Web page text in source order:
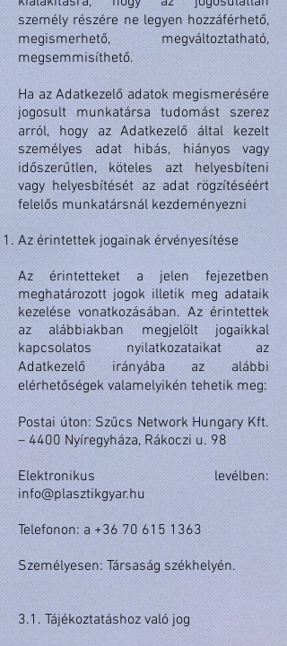
személy részére ne legyen hozzáférhető,
megismerhető, megváltoztatható,
megsemmisíthető.
Ha az Adatkezelő adatok megismerésére
jogosult munkatársa tudomást szerez
arról, hogy az Adatkezelő által kezelt
személyes adat hibás, hiányos vagy
időszerűtlen, köteles azt helyesbíteni
vagy helyesbítését az adat rögzítéséért
felelős munkatársnál kezdeményezni
Az érintettek jogainak érvényesítése
Az érintetteket a jelen fejezetben
meghatározott jogok illetik meg adataik
kezelése vonatkozásában. Az érintettek
az alábbiakban megjelölt jogaikkal
kapcsolatos nyilatkozataikat az
Adatkezelő irányába az alábbi
elérhetőségek valamelyikén tehetik meg:
Postai úton: Szűcs Network Hungary Kft.
– 4400 Nyíregyháza, Rákoczi u. 98
Elektronikus levélben:
info@plasztikgyar.hu
Telefonon: a +36 70 615 1363
Személyesen: Társaság székhelyén.
3.1. Tájékoztatáshoz való jog